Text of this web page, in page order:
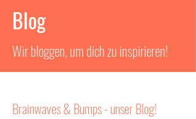
Blog
Wir bloggen, um dich zu inspirieren!
Brainwaves & Bumps - unser Blog!